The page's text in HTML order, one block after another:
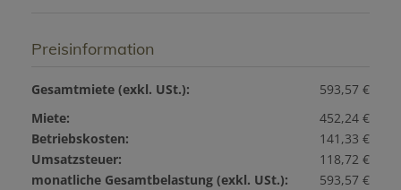
Preisinformation
Gesamtmiete (exkl. USt.):
593,57 €
Miete:
452,24 €
Betriebskosten:
141,33 €
Umsatzsteuer:
118,72 €
monatliche Gesamtbelastung (exkl. USt.):
593,57 €